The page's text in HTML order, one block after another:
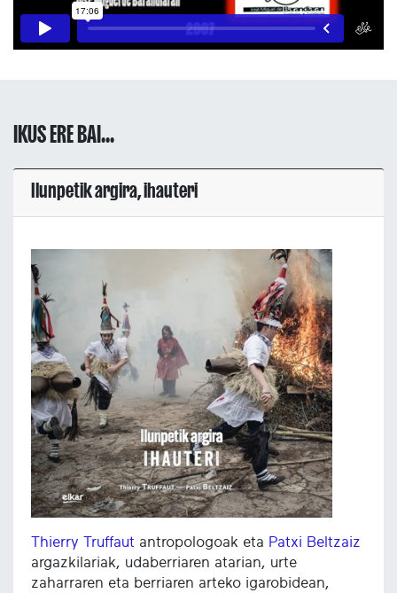
IKUS ERE BAI...
Ilunpetik argira, ihauteri
Thierry Truffaut antropologoak eta Patxi Beltzaiz
argazkilariak, udaberriaren atarian, urte
zaharraren eta berriaren arteko igarobidean,